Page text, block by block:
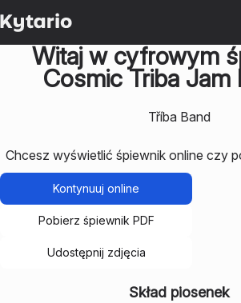
Witaj w cyfrowym
Cosmic Triba Jam
Tříba Band
Chcesz wyświetlić śpiewnik online czy
Kontynuuj online
Pobierz śpiewnik PDF
Udostępnij zdjęcia
Skład piosenek